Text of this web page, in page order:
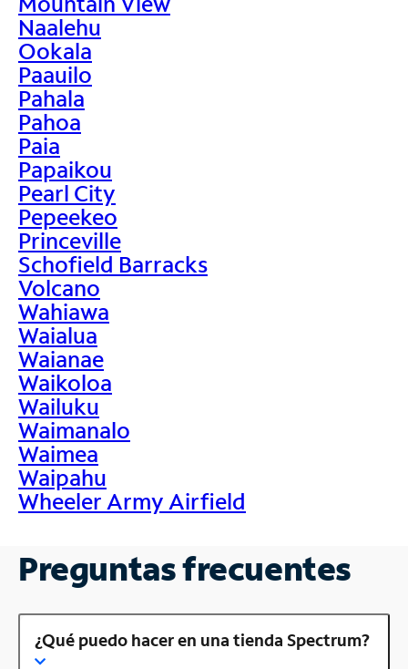
Naalehu
Ookala
Paauilo
Pahala
Pahoa
Paia
Papaikou
Pearl City
Pepeekeo
Princeville
Schofield Barracks
Volcano
Wahiawa
Waialua
Waianae
Waikoloa
Wailuku
Waimanalo
Waimea
Waipahu
Wheeler Army Airfield
Preguntas frecuentes
¿Qué puedo hacer en una tienda Spectrum?